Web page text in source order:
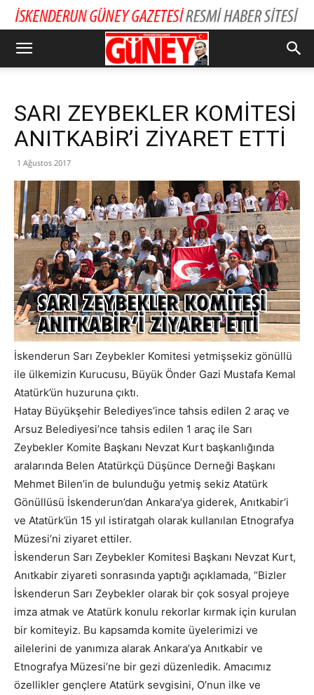
SARI ZEYBEKLER KOMİTESİ
ANITKABİR’İ ZİYARET ETTİ
1 Ağustos 2017
İskenderun Sarı Zeybekler Komitesi yetmişsekiz gönüllü
ile ülkemizin Kurucusu, Büyük Önder Gazi Mustafa Kemal
Atatürk’ün huzuruna çıktı.
Hatay Büyükşehir Belediyes’ince tahsis edilen 2 araç ve
Arsuz Belediyesi’nce tahsis edilen 1 araç ile Sarı
Zeybekler Komite Başkanı Nevzat Kurt başkanlığında
aralarında Belen Atatürkçü Düşünce Derneği Başkanı
Mehmet Bilen’in de bulunduğu yetmiş sekiz Atatürk
Gönüllüsü İskenderun’dan Ankara’ya giderek, Anıtkabir’i
ve Atatürk’ün 15 yıl istiratgah olarak kullanılan Etnografya
Müzesi’ni ziyaret ettiler.
İskenderun Sarı Zeybekler Komitesi Başkanı Nevzat Kurt,
Anıtkabir ziyareti sonrasında yaptığı açıklamada, “Bizler
İskenderun Sarı Zeybekler olarak bir çok sosyal projeye
imza atmak ve Atatürk konulu rekorlar kırmak için kurulan
bir komiteyiz. Bu kapsamda komite üyelerimizi ve
ailelerini de yanımıza alarak Ankara’ya Anıtkabir ve
Etnografya Müzesi’ne bir gezi düzenledik. Amacımız
özellikler gençlere Atatürk sevgisini, O’nun ilke ve